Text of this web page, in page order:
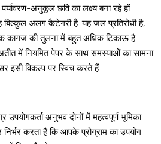
अनुकूल छवि का लक्ष्य बना रहे हों.
बिल्कुल अलग कैटेगरी है. यह जल प्रतिरोधी है,
कागज की तुलना में बहुत अधिक टिकाऊ है.
में नियमित पेपर के साथ समस्याओं का सामना
इसी विकल्प पर स्विच करते हैं.
उपयोगकर्ता अनुभव दोनों में महत्वपूर्ण भूमिका
निर्भर करता है कि आपके प्रोग्राम का उपयोग